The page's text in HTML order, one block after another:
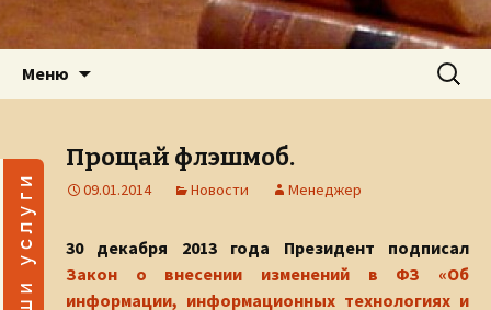
Меню Найти:
Прощай флэшмоб.
09.01.2014 Новости Менеджер
30 декабря 2013 года Президент подписал
Закон о внесении изменений в ФЗ «Об
информации, информационных технологиях и